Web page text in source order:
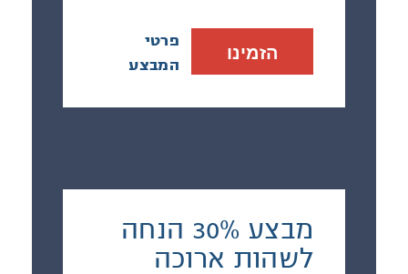
הזמינו
פרטי
המבצע
מבצע 30% הנחה
לשהות ארוכה